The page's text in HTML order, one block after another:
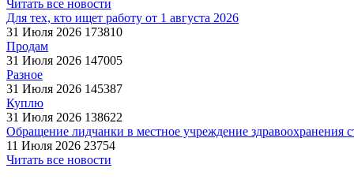
Читать все новости
Для тех, кто ищет работу от 1 августа 2026
31 Июля 2026 173810
Продам
31 Июля 2026 147005
Разное
31 Июля 2026 145387
Куплю
31 Июля 2026 138622
Обращение лидчанки в местное учреждение здравоохранения
11 Июля 2026 23754
Читать все новости